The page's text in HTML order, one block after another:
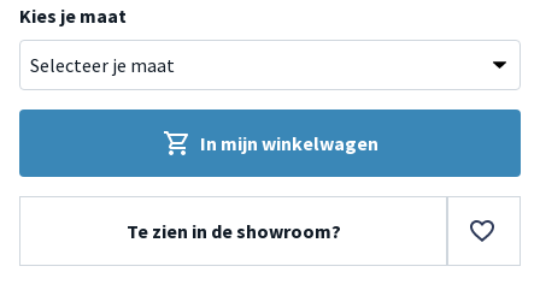
Kies je maat
In mijn winkelwagen
Te zien in de showroom?